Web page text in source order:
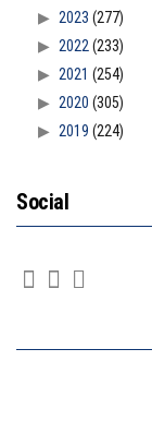
2023 (277)
2022 (233)
2021 (254)
2020 (305)
2019 (224)
Social